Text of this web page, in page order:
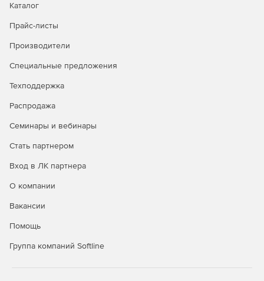
Каталог
Прайс-листы
Производители
Специальные предложения
Техподдержка
Распродажа
Семинары и вебинары
Стать партнером
Вход в ЛК партнера
О компании
Вакансии
Помощь
Группа компаний Softline